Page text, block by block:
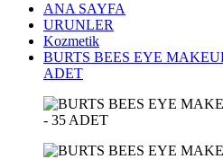
ANA SAYFA
URUNLER
Kozmetik
BURTS BEES EYE
ADET